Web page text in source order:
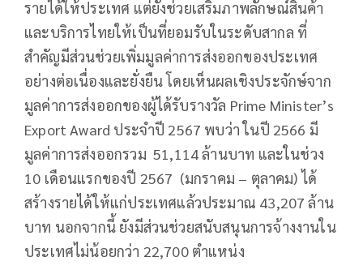
รายได้ให้ประเทศ แต่ยังช่วยเสริมภาพลักษณ์สินค้า
และบริการไทยให้เป็นที่ยอมรับในระดับสากล ที่
สำคัญมีส่วนช่วยเพิ่มมูลค่าการส่งออกของประเทศ
อย่างต่อเนื่องและยั่งยืน โดยเห็นผลเชิงประจักษ์จาก
มูลค่าการส่งออกของผู้ได้รับรางวัล Prime Minister’s
Export Award ประจำปี 2567 พบว่า ในปี 2566 มี
มูลค่าการส่งออกรวม 51,114 ล้านบาท และในช่วง
10 เดือนแรกของปี 2567 (มกราคม – ตุลาคม) ได้
สร้างรายได้ให้แก่ประเทศแล้วประมาณ 43,207 ล้าน
บาท นอกจากนี้ ยังมีส่วนช่วยสนับสนุนการจ้างงานใน
ประเทศไม่น้อยกว่า 22,700 ตำแหน่ง